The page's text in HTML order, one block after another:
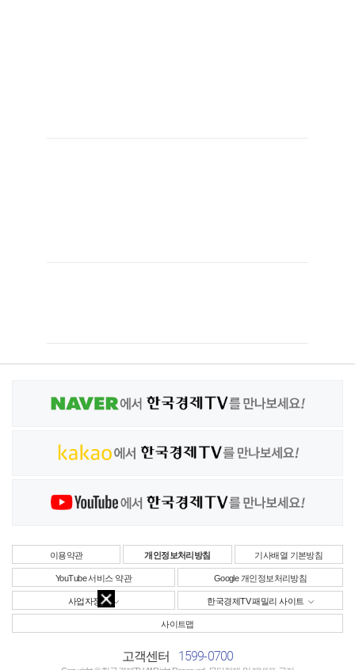
이용약관 개인정보처리방침 기사배열 기본방침
YouTube 서비스 약관 Google 개인정보처리방침
사업자정보 한국경제TV 패밀리 사이트
사이트맵
고객센터 1599-0700